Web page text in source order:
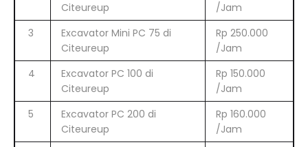
Citeureup
/Jam
3
Excavator Mini PC 75 di
Citeureup
Rp 250.000
/Jam
4
Excavator PC 100 di
Citeureup
Rp 150.000
/Jam
5
Excavator PC 200 di
Citeureup
Rp 160.000
/Jam